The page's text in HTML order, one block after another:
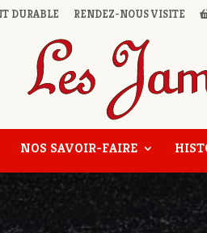
DURABLE RENDEZ-NOUS VISITE
NOS SAVOIR-FAIRE